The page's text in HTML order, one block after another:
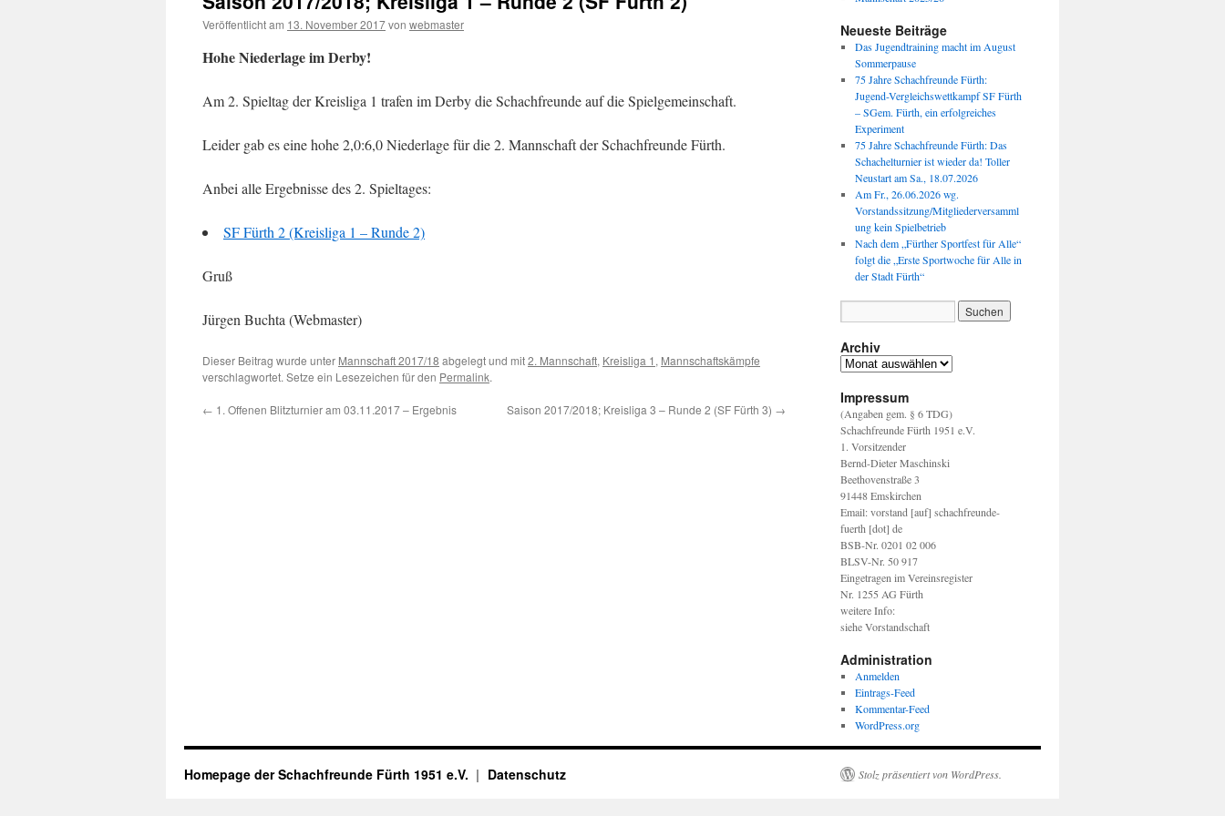
Veröffentlicht am 13. November 2017von webmaster
Hohe Niederlage im Derby!
Am 2. Spieltag der Kreisliga 1 trafen im Derby die Schachfreunde auf die Spielgemeinschaft.
Leider gab es eine hohe 2,0:6,0 Niederlage für die 2. Mannschaft der Schachfreunde Fürth.
Anbei alle Ergebnisse des 2. Spieltages:
SF Fürth 2 (Kreisliga 1 – Runde 2)
Gruß
Jürgen Buchta (Webmaster)
Dieser Beitrag wurde unter Mannschaft 2017/18 abgelegt und mit2. Mannschaft, Kreisliga 1 , Mannschaftskämpfe
verschlagwortet. Setze ein Lesezeichen für den Permalink.
← 1. Offenen Blitzturnier am 03.11.2017 – Ergebnis Saison 2017/2018; Kreisliga 3 – Runde 2 (SF Fürth 3) →
Neueste Beiträge
Das Jugendtraining macht im August
Sommerpause
75 Jahre Schachfreunde Fürth:
Jugend-Vergleichswettkampf SF Fürth
– SGem. Fürth, ein erfolgreiches
Experiment
75 Jahre Schachfreunde Fürth: Das
Schachelturnier ist wieder da! Toller
Neustart am Sa., 18.07.2026
Am Fr., 26.06.2026 wg.
Vorstandssitzung/Mitgliederversamml
ung kein Spielbetrieb
Nach dem „Fürther Sportfest für Alle“
folgt die „Erste Sportwoche für Alle in
der Stadt Fürth“
Archiv
Archiv
Impressum
(Angaben gem. § 6 TDG)
Schachfreunde Fürth 1951 e.V.
1. Vorsitzender
Bernd-Dieter Maschinski
Beethovenstraße 3
91448 Emskirchen
Email: vorstand [auf] schachfreunde-
fuerth [dot] de
BSB-Nr. 0201 02 006
BLSV-Nr. 50 917
Eingetragen im Vereinsregister
Nr. 1255 AG Fürth
weitere Info:
siehe Vorstandschaft
Administration
Anmelden
Eintrags-Feed
Kommentar-Feed
WordPress.org
Homepage der Schachfreunde Fürth 1951 e.V. Datenschutz Stolz präsentiert von WordPress.